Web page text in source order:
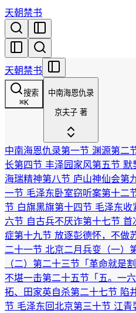
天朝禁书
天朝禁书
搜索
⌘K
中南海恩仇录
京夫子 著
中南海恩仇录第一节 渊源第二
长第四节 丰泽园家风第五节 默
海瑞精神第八节 庐山神仙会第
一节 毛泽东卧室窃听案第十二
节 白旗黑旗第十四节 毛泽东收
六节 自古兵不厌诈第十七节 首
症第十九节 放逐彭德怀，不做
二十一节 北京二月兵变（一）
（二） 第二十三节「革命就是割
不堪一击第二十五节「五。一
拓、田家英自杀第二十七节 陷
节 毛泽东回北京第三十节 江青